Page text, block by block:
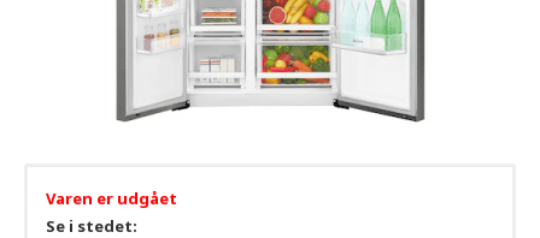
Varen er udgået
Se i stedet: